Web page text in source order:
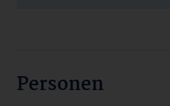
Personen